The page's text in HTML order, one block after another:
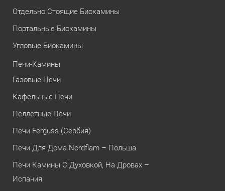
Отдельно Стоящие Биокамины
Портальные Биокамины
Угловые Биокамины
Печи-Камины
Газовые Печи
Кафельные Печи
Пеллетные Печи
Печи Ferguss (Сербия)
Печи Для Дома Nordflam – Польша
Печи Камины С Духовкой, На Дровах –
Испания